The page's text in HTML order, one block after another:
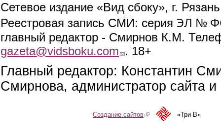
Сетевое издание «Вид сбоку», г.
Реестровая запись СМИ: серия ЭЛ №
главный редактор - Смирнов К.М.
gazeta@vidsboku.com (link sends e-mail)
. 18+
Главный редактор: Константин
Смирнова, администратор сайта
Создание сайтов(link is external)«Три-В»